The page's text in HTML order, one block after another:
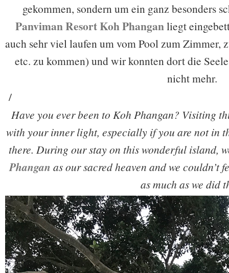
gekommen, sondern um ein ganz besonders
Panviman Resort Koh Phanganliegt
auch sehr viel laufen um vom Pool zum Zimmer,
etc. zu kommen) und wir konnten dort die
nicht mehr.
/
Have you ever been to Koh Phangan? Visiting
with your inner light, especially if you are not in
there. During our stay on this wonderful island,
Phangan as our sacred heaven and we couldn’t
as much as we did